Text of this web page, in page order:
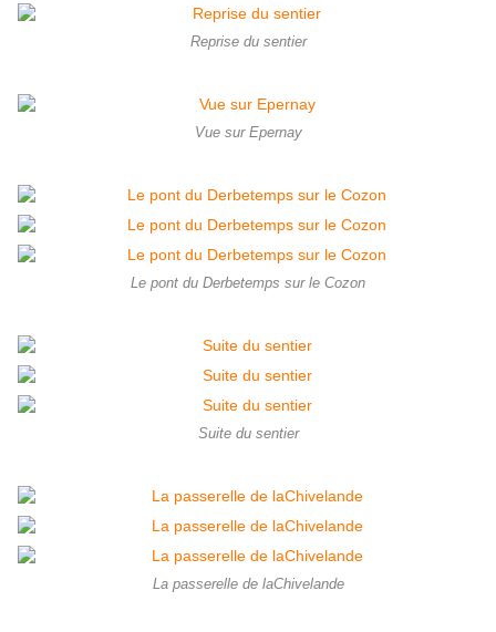
Reprise du sentier
Vue sur Epernay
Le pont du Derbetemps sur le Cozon
Suite du sentier
La passerelle de laChivelande